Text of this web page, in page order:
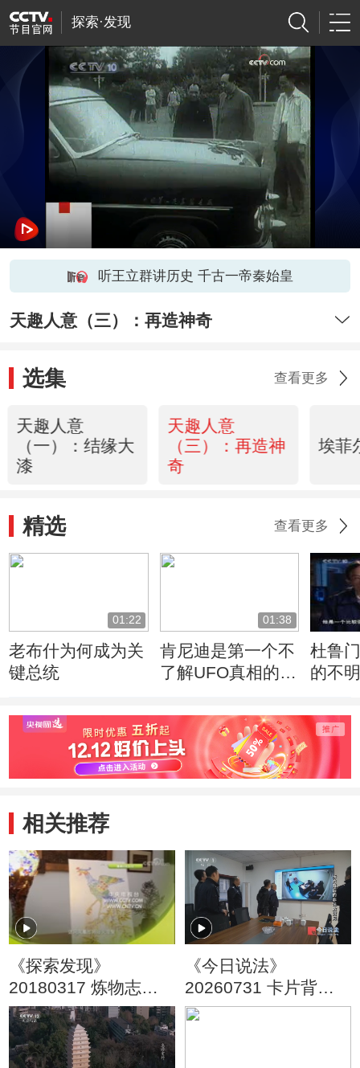
探索·发现
听王立群讲历史 千古一帝秦始皇
天趣人意（三）：再造神奇
选集 查看更多
天趣人意
（一）：结缘大
漆
天趣人意
（三）：再造神
奇
埃菲
精选 查看更多
01:22
老布什为何成为关
键总统
01:38
肯尼迪是第一个不
了解UFO真相的总
杜鲁
的不
相关推荐
《探索发现》
20180317 炼物志
——金属的故事
（一）
《今日说法》
20260731 卡片背后
的非法放贷网